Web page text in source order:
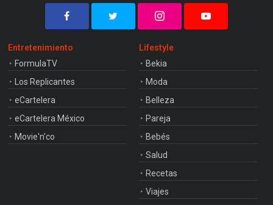
Entretenimiento
FormulaTV
Los Replicantes
eCartelera
eCartelera México
Movie'n'co
Lifestyle
Bekia
Moda
Belleza
Pareja
Bebés
Salud
Recetas
Viajes